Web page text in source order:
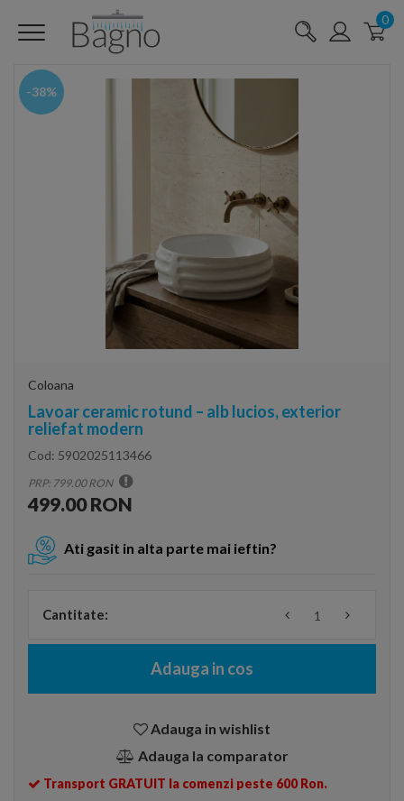
0
-38%
Coloana
Lavoar ceramic rotund – alb lucios, exterior
reliefat modern
Cod: 5902025113466
PRP: 799.00 RON
499.00 RON
Ati gasit in alta parte mai ieftin?
Cantitate:
Adauga in cos
Adauga in wishlist
Adauga la comparator
Transport GRATUIT la comenzi peste 600 Ron.